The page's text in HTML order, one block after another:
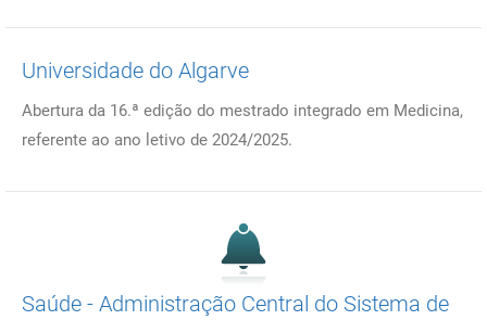
Universidade do Algarve
Abertura da 16.ª edição do mestrado integrado em Medicina,
referente ao ano letivo de 2024/2025.
Saúde - Administração Central do Sistema de